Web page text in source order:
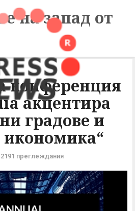
на запад от
конференция
акцентира
градове и
икономика“
2191 преглеждания